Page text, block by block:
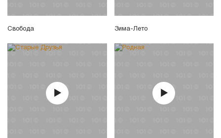
Свобода Зима-Лето